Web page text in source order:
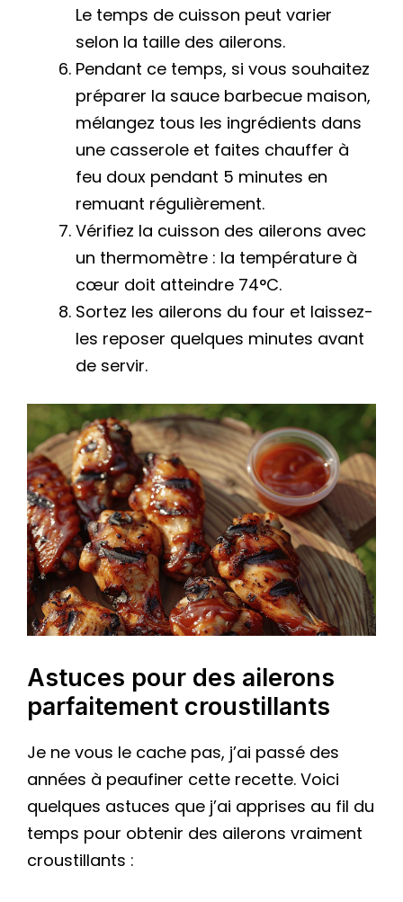
Le temps de cuisson peut varier
selon la taille des ailerons.
Pendant ce temps, si vous souhaitez
préparer la sauce barbecue maison,
mélangez tous les ingrédients dans
une casserole et faites chauffer à
feu doux pendant 5 minutes en
remuant régulièrement.
Vérifiez la cuisson des ailerons avec
un thermomètre : la température à
cœur doit atteindre 74°C.
Sortez les ailerons du four et laissez-
les reposer quelques minutes avant
de servir.
Astuces pour des ailerons
parfaitement croustillants
Je ne vous le cache pas, j’ai passé des
années à peaufiner cette recette. Voici
quelques astuces que j’ai apprises au fil du
temps pour obtenir des ailerons vraiment
croustillants :